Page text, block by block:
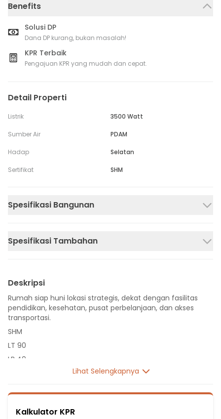
Benefits
Solusi DP
Dana DP kurang, bukan masalah!
KPR Terbaik
Pengajuan KPR yang mudah dan cepat.
Detail Properti
Listrik 3500 Watt
Sumber Air PDAM
Hadap Selatan
Sertifikat SHM
Spesifikasi Bangunan
Spesifikasi Tambahan
Deskripsi
Rumah siap huni lokasi strategis, dekat dengan fasilitas
pendidikan, kesehatan, pusat perbelanjaan, dan akses
transportasi.
SHM
LT 90
LB 40
Listrik 3500 VA
Lihat Selengkapnya
Kalkulator KPR